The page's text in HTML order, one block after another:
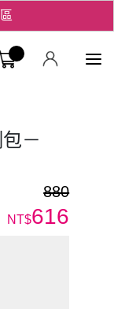
購物
－
880
NT$616